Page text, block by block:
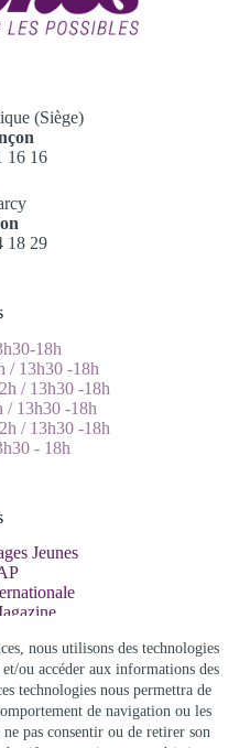
nous utilisons des technologies
ou accéder aux informations des
technologies nous permettra de
de navigation ou les
pas consentir ou de retirer son
(Siège)
16 16
18 29
18h
/ 13h30 -18h
/ 13h30 -18h
/ 13h30 -18h
/ 13h30 -18h
- 18h
Jeunes